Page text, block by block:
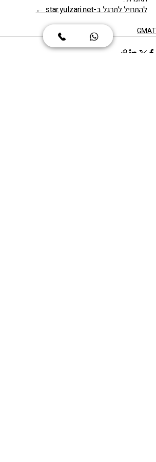
להתחיל לתרגל ב-star.yulzari.net ←
GMAT